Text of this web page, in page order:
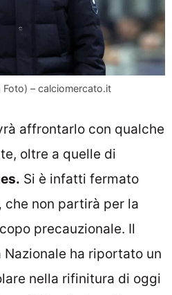
Foto) – calciomercato.it
affrontarlo con qualche
oltre a quelle di
Si è infatti fermato
che non partirà per la
precauzionale. Il
ha riportato un
nella rifinitura di oggi